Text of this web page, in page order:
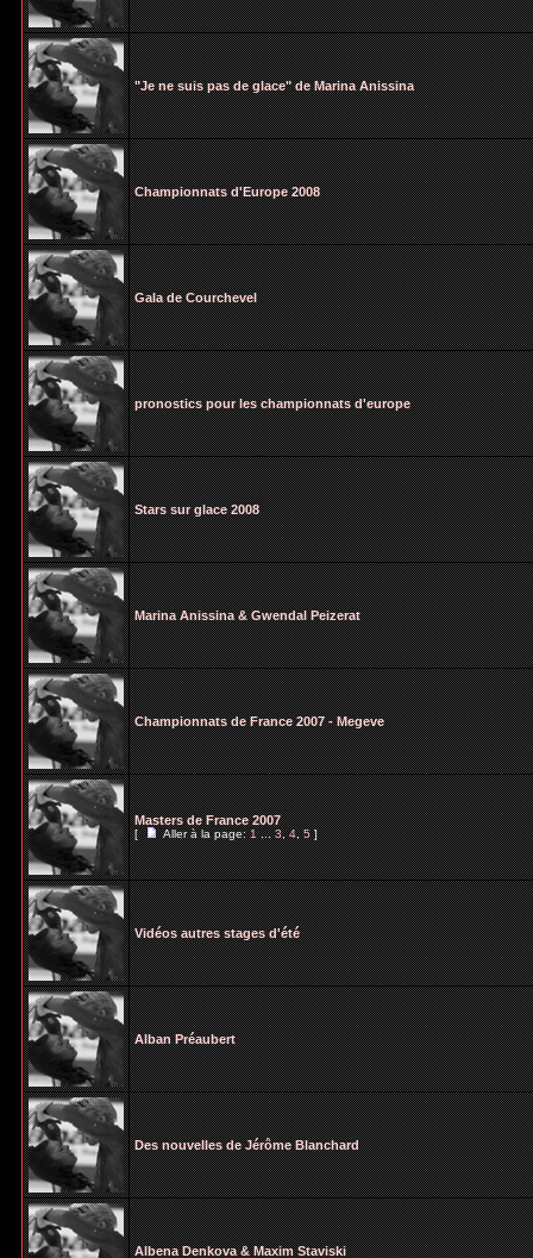
"Je ne suis pas de glace" de Marina Anissina
Championnats d'Europe 2008
Gala de Courchevel
pronostics pour les championnats d'europe
Stars sur glace 2008
Marina Anissina & Gwendal Peizerat
Championnats de France 2007 - Megeve
Masters de France 2007
[ Aller à la page:1...3,4,5]
Vidéos autres stages d'été
Alban Préaubert
Des nouvelles de Jérôme Blanchard
Albena Denkova & Maxim Staviski